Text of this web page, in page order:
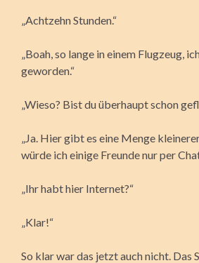
„Achtzehn Stunden.“
„Boah, so lange in einem Flugzeug,
geworden.“
„Wieso? Bist du überhaupt schon
„Ja. Hier gibt es eine Menge
würde ich einige Freunde nur per
„Ihr habt hier Internet?“
„Klar!“
So klar war das jetzt auch nicht. Das